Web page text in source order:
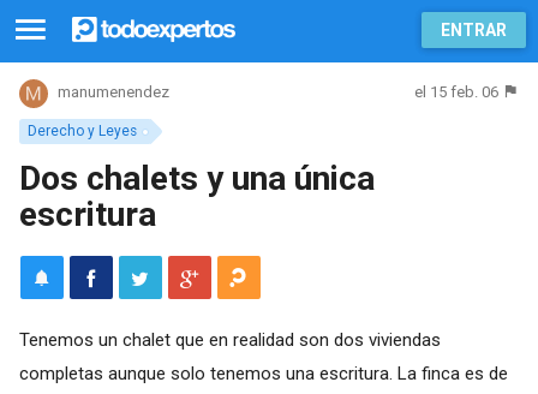
ENTRAR
Derecho y Leyes
manumenendez el 15 feb. 06
Dos chalets y una única
escritura
Tenemos un chalet que en realidad son dos viviendas
completas aunque solo tenemos una escritura. La finca es de